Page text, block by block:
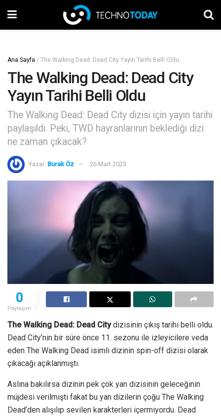
Ana Sayfa / The Walking Dead: Dead City Yayın Tarihi Belli Oldu
The Walking Dead: Dead City
Yayın Tarihi Belli Oldu
The Walking Dead: Dead City dizisi için yayın tarihi
paylaşıldı. Peki, TWD hayranlarının beklediği dizi
ne zaman çıkacak?
Yazar: Burak Öz 26 Mart 2023
0
Paylaşım
The Walking Dead: Dead Citydizisinin çıkış tarihi belli oldu.
Dead City’nin bir süre önce 11. sezonu ile izleyicilere veda
eden The Walking Dead isimli dizinin spin-off dizisi olarak
çıkacağı açıklanmıştı.
Aslına bakılırsa dizinin pek çok yan dizisinin geleceğinin
müjdesi verilmişti fakat bu yan dizilerin çoğu The Walking
Dead’den alışılıp sevilen karakterleri içermiyordu. Dead